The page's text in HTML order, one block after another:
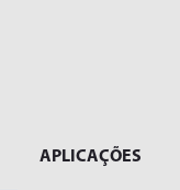
APLICAÇÕES